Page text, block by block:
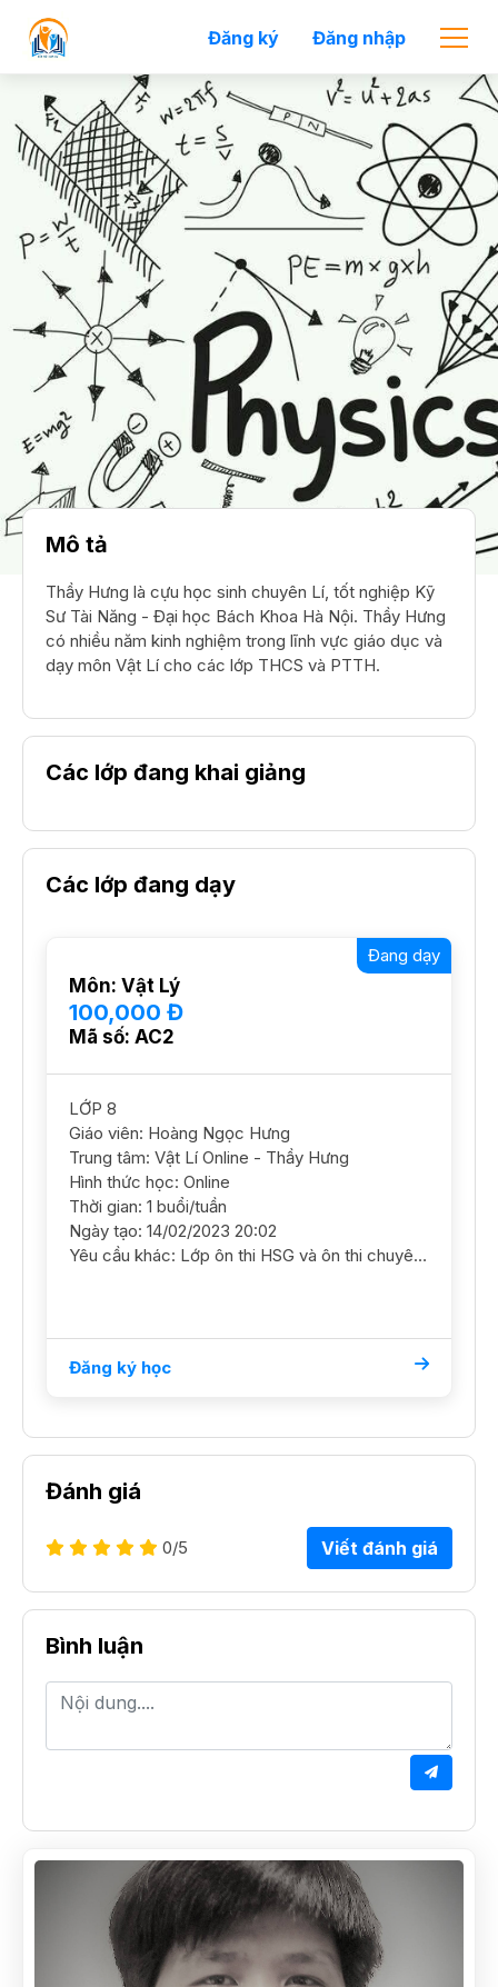
Đăng ký Đăng nhập
Mô tả
Thầy Hưng là cựu học sinh chuyên Lí, tốt nghiệp Kỹ
Sư Tài Năng - Đại học Bách Khoa Hà Nội. Thầy Hưng
có nhiều năm kinh nghiệm trong lĩnh vực giáo dục và
dạy môn Vật Lí cho các lớp THCS và PTTH.
Các lớp đang khai giảng
Các lớp đang dạy
Môn: Vật Lý
100,000 Đ
Mã số: AC2
Đang dạy
LỚP 8
Giáo viên: Hoàng Ngọc Hưng
Trung tâm: Vật Lí Online - Thầy Hưng
Hình thức học: Online
Thời gian: 1 buổi/tuần
Ngày tạo: 14/02/2023 20:02
Yêu cầu khác: Lớp ôn thi HSG và ôn thi chuyên môn Vật Lý.
Đăng ký học
Đánh giá
0/5 Viết đánh giá
Bình luận